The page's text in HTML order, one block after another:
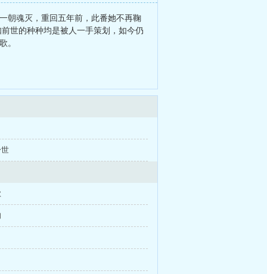
朝魂灭，重回五年前，此番她不再鞠
世的种种均是被人一手策划，如今仍
。